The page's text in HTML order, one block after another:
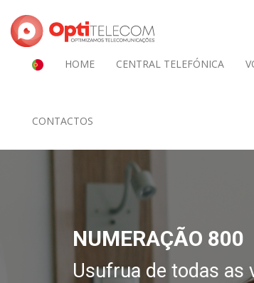
HOME CENTRAL TELEFÓNICA
CONTACTOS
NUMERAÇÃO 800
Usufrua de todas as